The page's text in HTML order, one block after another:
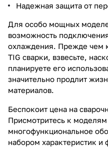
Надежная защита от
Для особо мощных
возможность
охлаждения. Прежде чем
TIG сварки, взвесьте,
планируете его
значительно продлит
материалов.
Беспокоит цена на
Присмотритесь к моделям
многофункциональное
набором характеристик и